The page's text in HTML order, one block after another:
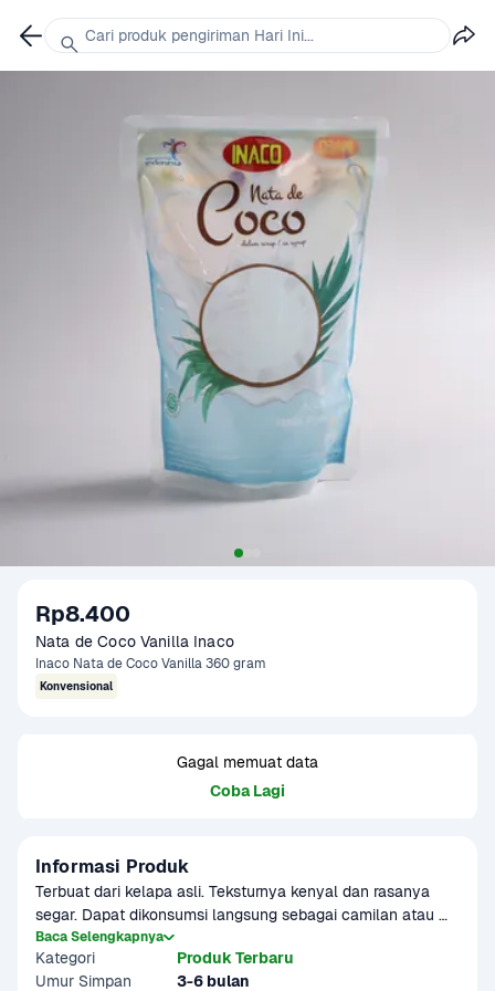
Rp8.400
Nata de Coco Vanilla Inaco
Inaco Nata de Coco Vanilla 360 gram
Konvensional
Gagal memuat data
Coba Lagi
Informasi Produk
Terbuat dari kelapa asli. Teksturnya kenyal dan rasanya
segar. Dapat dikonsumsi langsung sebagai camilan atau
diolah menjadi minuman segar seperti es buah.
Baca Selengkapnya
Kategori
Produk Terbaru
Umur Simpan
3-6 bulan
Cari produk pengiriman Hari Ini...